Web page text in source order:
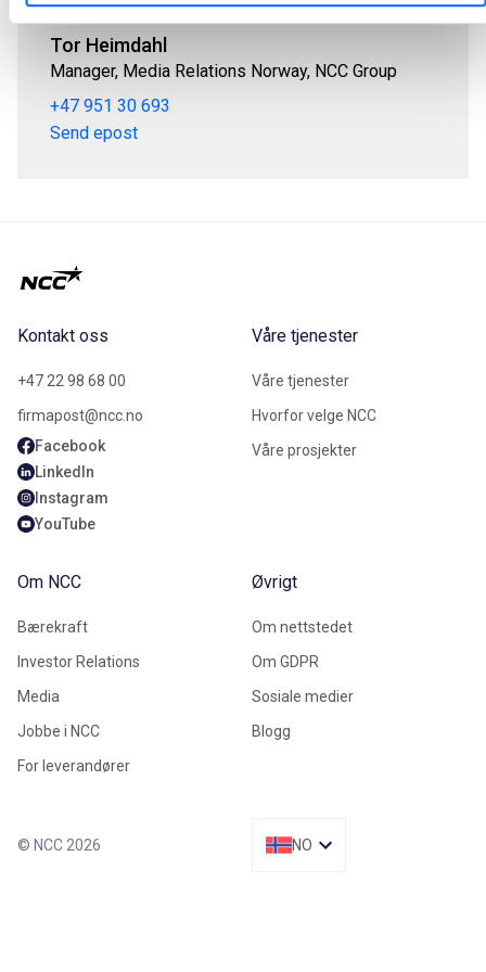
Tor Heimdahl
Manager, Media Relations Norway, NCC Group
+47 951 30 693
Send epost
Kontakt oss
+47 22 98 68 00
firmapost@ncc.no
Facebook
LinkedIn
Instagram
YouTube
Våre tjenester
Våre tjenester
Hvorfor velge NCC
Våre prosjekter
Om NCC
Bærekraft
Investor Relations
Media
Jobbe i NCC
For leverandører
Øvrigt
Om nettstedet
Om GDPR
Sosiale medier
Blogg
© NCC 2026 NO